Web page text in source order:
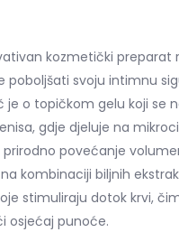
kozmetički preparat
poboljšati svoju intimnu
je o topičkom gelu koji se
gdje djeluje na
povećanje
kombinaciji biljnih
stimuliraju dotok krvi,
osjećaj punoće.